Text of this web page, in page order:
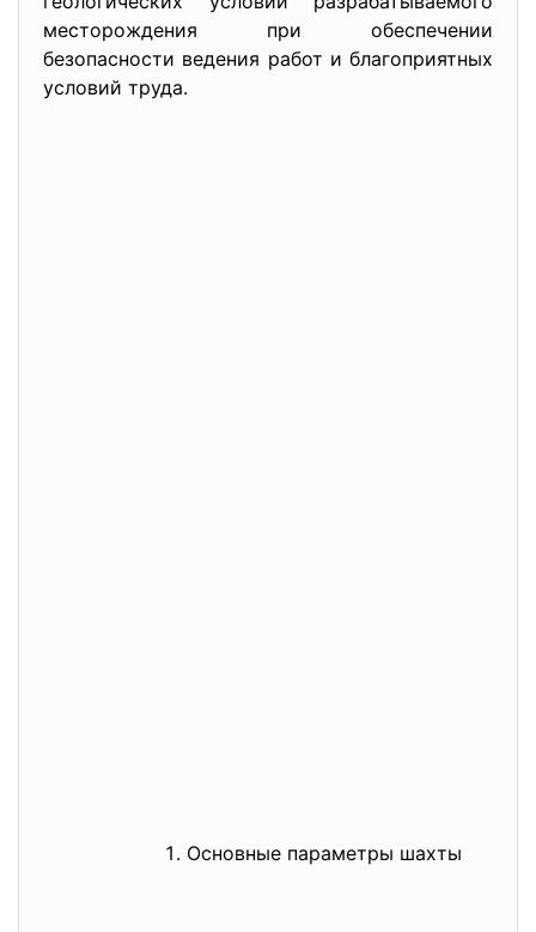
месторождения при обеспечении
безопасности ведения работ и благоприятных
условий труда.
Основные параметры шахты